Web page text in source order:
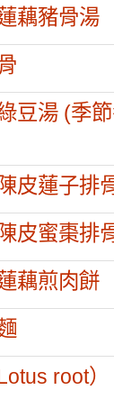
藕豬骨湯
豆湯 (季
皮蓮子排
皮蜜棗排
藕煎肉餅
root）